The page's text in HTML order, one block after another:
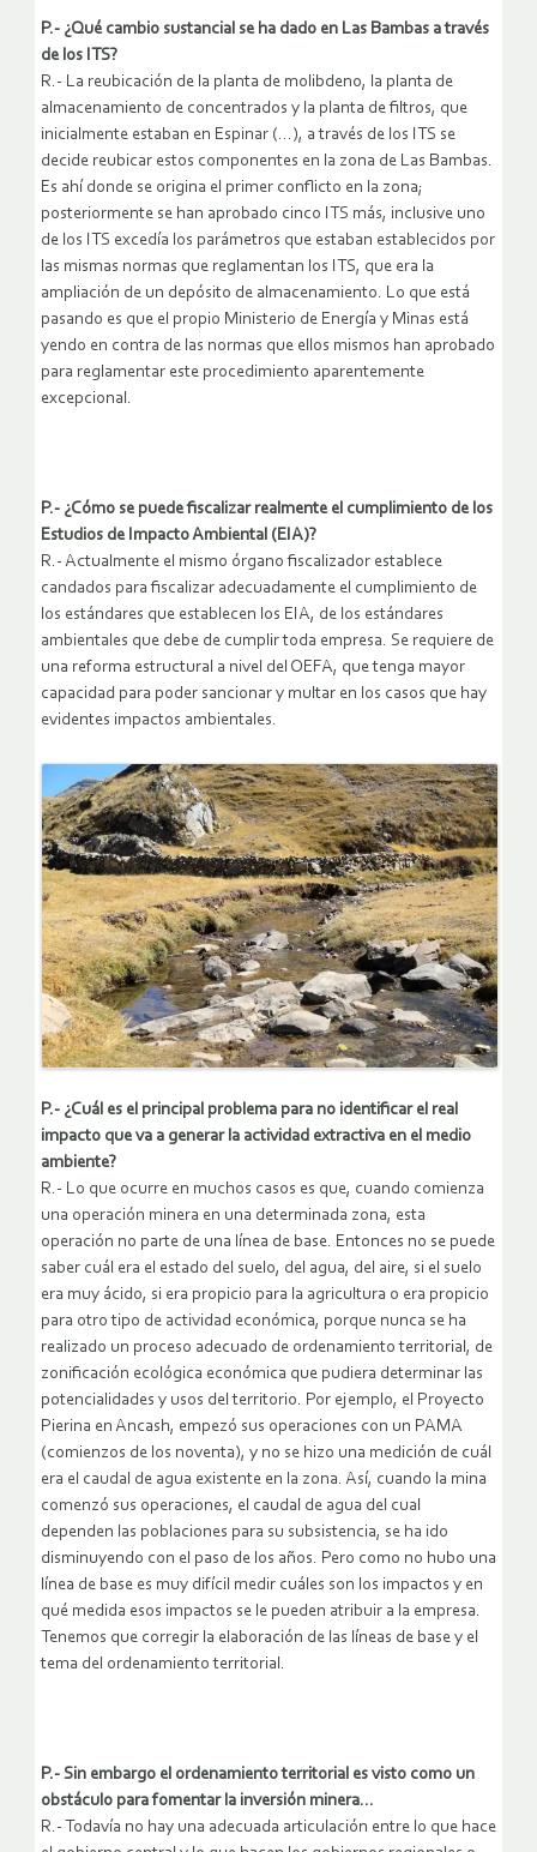
P.- ¿Qué cambio sustancial se ha dado en Las Bambas a través
de los ITS?
R.- La reubicación de la planta de molibdeno, la planta de
almacenamiento de concentrados y la planta de filtros, que
inicialmente estaban en Espinar (…), a través de los ITS se
decide reubicar estos componentes en la zona de Las Bambas.
Es ahí donde se origina el primer conflicto en la zona;
posteriormente se han aprobado cinco ITS más, inclusive uno
de los ITS excedía los parámetros que estaban establecidos por
las mismas normas que reglamentan los ITS, que era la
ampliación de un depósito de almacenamiento. Lo que está
pasando es que el propio Ministerio de Energía y Minas está
yendo en contra de las normas que ellos mismos han aprobado
para reglamentar este procedimiento aparentemente
excepcional.
P.- ¿Cómo se puede fiscalizar realmente el cumplimiento de los
Estudios de Impacto Ambiental (EIA)?
R.- Actualmente el mismo órgano fiscalizador establece
candados para fiscalizar adecuadamente el cumplimiento de
los estándares que establecen los EIA, de los estándares
ambientales que debe de cumplir toda empresa. Se requiere de
una reforma estructural a nivel del OEFA, que tenga mayor
capacidad para poder sancionar y multar en los casos que hay
evidentes impactos ambientales.
P.- ¿Cuál es el principal problema para no identificar el real
impacto que va a generar la actividad extractiva en el medio
ambiente?
R.- Lo que ocurre en muchos casos es que, cuando comienza
una operación minera en una determinada zona, esta
operación no parte de una línea de base. Entonces no se puede
saber cuál era el estado del suelo, del agua, del aire, si el suelo
era muy ácido, si era propicio para la agricultura o era propicio
para otro tipo de actividad económica, porque nunca se ha
realizado un proceso adecuado de ordenamiento territorial, de
zonificación ecológica económica que pudiera determinar las
potencialidades y usos del territorio. Por ejemplo, el Proyecto
Pierina en Ancash, empezó sus operaciones con un PAMA
(comienzos de los noventa), y no se hizo una medición de cuál
era el caudal de agua existente en la zona. Así, cuando la mina
comenzó sus operaciones, el caudal de agua del cual
dependen las poblaciones para su subsistencia, se ha ido
disminuyendo con el paso de los años. Pero como no hubo una
línea de base es muy difícil medir cuáles son los impactos y en
qué medida esos impactos se le pueden atribuir a la empresa.
Tenemos que corregir la elaboración de las líneas de base y el
tema del ordenamiento territorial.
P.- Sin embargo el ordenamiento territorial es visto como un
obstáculo para fomentar la inversión minera…
R.- Todavía no hay una adecuada articulación entre lo que hace